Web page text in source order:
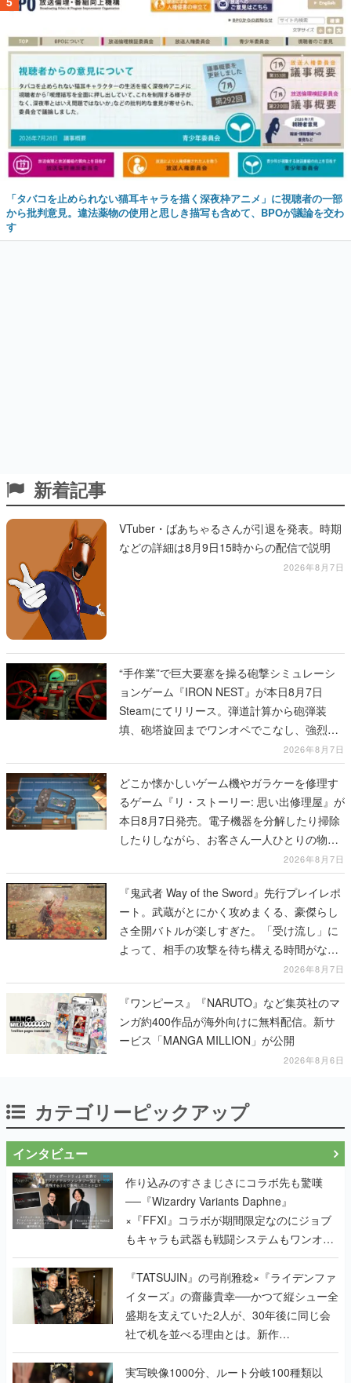
「タバコを止められない猫耳キャラを描く深夜枠アニメ」に視聴者の一部
から批判意見。違法薬物の使用と思しき描写も含めて、BPOが議論を交わ
す
新着記事
VTuber・ばあちゃるさんが引退を発表。時期
などの詳細は8月9日15時からの配信で説明
2026年8月7日
“手作業”で巨大要塞を操る砲撃シミュレーシ
ョンゲーム『IRON NEST』が本日8月7日
Steamにてリリース。弾道計算から砲弾装
填、砲塔旋回までワンオペでこなし、強烈な
一撃をブチかませるロマンある作品2026年8月7日
どこか懐かしいゲーム機やガラケーを修理す
るゲーム『リ・ストーリー: 思い出修理屋』が
本日8月7日発売。電子機器を分解したり掃除
したりしながら、お客さん一人ひとりの物語
2026年8月7日
『鬼武者 Way of the Sword』先行プレイレポ
ート。武蔵がとにかく攻めまくる、豪傑らし
さ全開バトルが楽しすぎた。「受け流し」に
よって、相手の攻撃を待ち構える時間がなく
2026年8月7日
『ワンピース』『NARUTO』など集英社のマ
ンガ約400作品が海外向けに無料配信。新サ
ービス「MANGA MILLION」が公開
2026年8月6日
カテゴリーピックアップ
インタビュー
作り込みのすさまじさにコラボ先も驚嘆
──『Wizardry Variants Daphne』
×『FFXI』コラボが期間限定なのにジョブ
もキャラも武器も戦闘システムもワンオフ
で作り込まれた理由を両ディレクターに聞
く
『TATSUJIN』の弓削雅稔×『ライデンファ
イターズ』の齋藤貴幸──かつて縦シュー全
盛期を支えていた2人が、30年後に同じ会
社で机を並べる理由とは。新作
『TATSUJIN EXTREME』で初タッグを組
んだレジェンド2人に訊く開発秘話
実写映像1000分、ルート分岐100種類以